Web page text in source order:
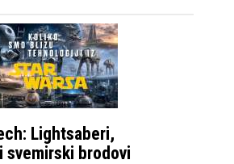
Lightsaberi,
svemirski brodovi